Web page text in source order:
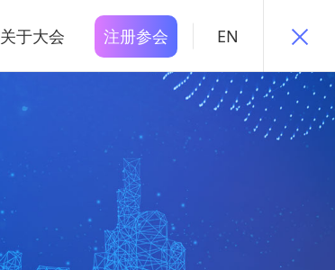
关于大会 注册参会 EN